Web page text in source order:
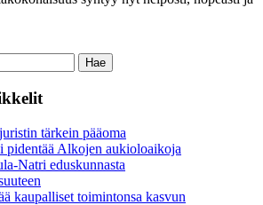
tärkein pääoma
pidentää Alkojen aukioloaikoja
Natri eduskunnasta
kaupalliset toimintonsa kasvun